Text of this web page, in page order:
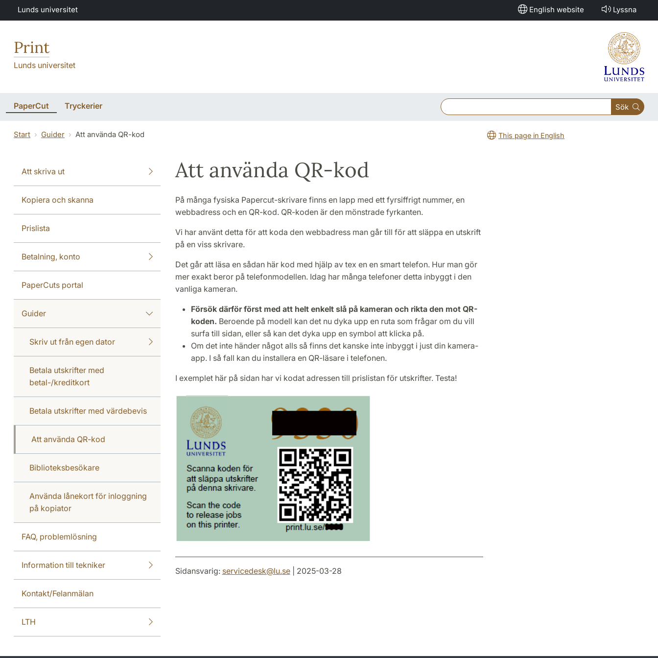
Hoppa till huvudinnehåll
Lunds universitet English website Lyssna
Print
Lunds universitet
PaperCut Tryckerier Sök
Start Guider Att använda QR-kod This page in English
Att skriva ut
Kopiera och skanna
Prislista
Betalning, konto
PaperCuts portal
Guider
Skriv ut från egen dator
Betala utskrifter med
betal-/kreditkort
Betala utskrifter med värdebevis
Att använda QR-kod
Biblioteksbesökare
Använda lånekort för inloggning
på kopiator
FAQ, problemlösning
Information till tekniker
Kontakt/Felanmälan
LTH
Att använda QR-kod
På många fysiska Papercut-skrivare finns en lapp med ett fyrsiffrigt nummer, en
webbadress och en QR-kod. QR-koden är den mönstrade fyrkanten.
Vi har använt detta för att koda den webbadress man går till för att släppa en utskrift
på en viss skrivare.
Det går att läsa en sådan här kod med hjälp av tex en en smart telefon. Hur man gör
mer exakt beror på telefonmodellen. Idag har många telefoner detta inbyggt i den
vanliga kameran.
Försök därför först med att helt enkelt slå på kameran och rikta den mot QR-
koden. Beroende på modell kan det nu dyka upp en ruta som frågar om du vill
surfa till sidan, eller så kan det dyka upp en symbol att klicka på.
Om det inte händer något alls så finns det kanske inte inbyggt i just din kamera-
app. I så fall kan du installera en QR-läsare i telefonen.
I exemplet här på sidan har vi kodat adressen till prislistan för utskrifter. Testa!
Sidansvarig: servicedesk@lu.se| 2025-03-28